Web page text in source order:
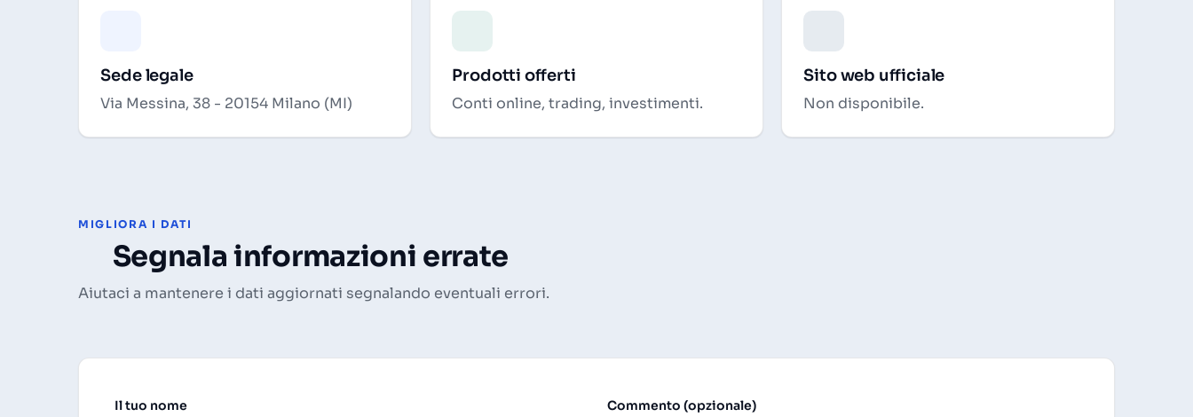
Sede legale
Via Messina, 38 - 20154 Milano (MI)
Prodotti offerti
Conti online, trading, investimenti.
Sito web ufficiale
Non disponibile.
MIGLIORA I DATI
Segnala informazioni errate
Aiutaci a mantenere i dati aggiornati segnalando eventuali errori.
Il tuo nome Commento (opzionale)